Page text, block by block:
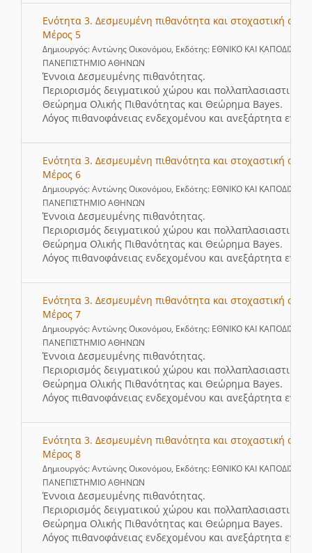
Ενότητα 3. Δεσμευμένη πιθανότητα και στοχαστική
Μέρος 5
Δημιουργός: Αντώνης Οικονόμου, Εκδότης: ΕΘΝΙΚΟ ΚΑΙ
ΠΑΝΕΠΙΣΤΗΜΙΟ ΑΘΗΝΩΝ
Έννοια Δεσμευμένης πιθανότητας.
Περιορισμός δειγματικού χώρου και πολλαπλασιαστικός
Θεώρημα Ολικής Πιθανότητας και Θεώρημα Bayes.
Λόγος πιθανοφάνειας ενδεχομένου και ανεξάρτητα
Ενότητα 3. Δεσμευμένη πιθανότητα και στοχαστική
Μέρος 6
Δημιουργός: Αντώνης Οικονόμου, Εκδότης: ΕΘΝΙΚΟ ΚΑΙ
ΠΑΝΕΠΙΣΤΗΜΙΟ ΑΘΗΝΩΝ
Έννοια Δεσμευμένης πιθανότητας.
Περιορισμός δειγματικού χώρου και πολλαπλασιαστικός
Θεώρημα Ολικής Πιθανότητας και Θεώρημα Bayes.
Λόγος πιθανοφάνειας ενδεχομένου και ανεξάρτητα
Ενότητα 3. Δεσμευμένη πιθανότητα και στοχαστική
Μέρος 7
Δημιουργός: Αντώνης Οικονόμου, Εκδότης: ΕΘΝΙΚΟ ΚΑΙ
ΠΑΝΕΠΙΣΤΗΜΙΟ ΑΘΗΝΩΝ
Έννοια Δεσμευμένης πιθανότητας.
Περιορισμός δειγματικού χώρου και πολλαπλασιαστικός
Θεώρημα Ολικής Πιθανότητας και Θεώρημα Bayes.
Λόγος πιθανοφάνειας ενδεχομένου και ανεξάρτητα
Ενότητα 3. Δεσμευμένη πιθανότητα και στοχαστική
Μέρος 8
Δημιουργός: Αντώνης Οικονόμου, Εκδότης: ΕΘΝΙΚΟ ΚΑΙ
ΠΑΝΕΠΙΣΤΗΜΙΟ ΑΘΗΝΩΝ
Έννοια Δεσμευμένης πιθανότητας.
Περιορισμός δειγματικού χώρου και πολλαπλασιαστικός
Θεώρημα Ολικής Πιθανότητας και Θεώρημα Bayes.
Λόγος πιθανοφάνειας ενδεχομένου και ανεξάρτητα